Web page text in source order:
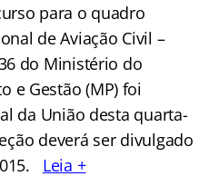
para o quadro
de Aviação Civil –
do Ministério do
e Gestão (MP) foi
da União desta quarta-
deverá ser divulgado
Leia +